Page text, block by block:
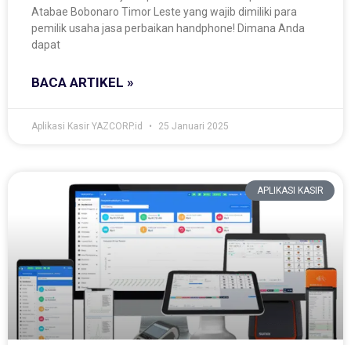
Atabae Bobonaro Timor Leste yang wajib dimiliki para
pemilik usaha jasa perbaikan handphone! Dimana Anda
dapat
BACA ARTIKEL »
Aplikasi Kasir YAZCORP.id 25 Januari 2025
APLIKASI KASIR